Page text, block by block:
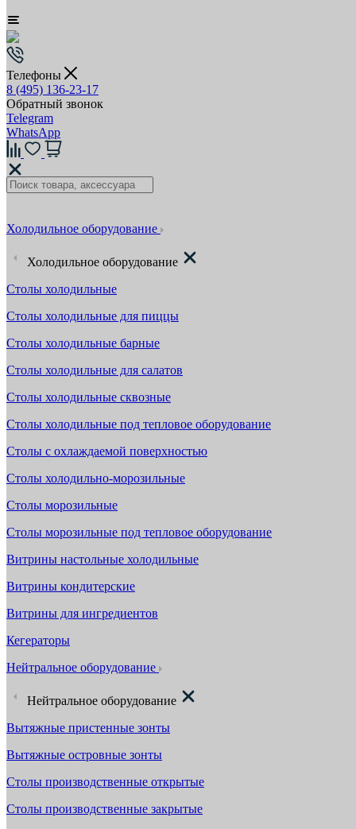
Телефоны
8 (495) 136-23-17
Обратный звонок
Telegram
WhatsApp
Холодильное оборудование
Холодильное оборудование
Столы холодильные
Столы холодильные для пиццы
Столы холодильные барные
Столы холодильные для салатов
Столы холодильные сквозные
Столы холодильные под тепловое оборудование
Столы с охлаждаемой поверхностью
Столы холодильно-морозильные
Столы морозильные
Столы морозильные под тепловое оборудование
Витрины настольные холодильные
Витрины кондитерские
Витрины для ингредиентов
Кегераторы
Нейтральное оборудование
Нейтральное оборудование
Вытяжные пристенные зонты
Вытяжные островные зонты
Столы производственные открытые
Столы производственные закрытые